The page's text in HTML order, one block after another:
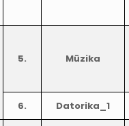
5. Mūzika
6. Datorika_1